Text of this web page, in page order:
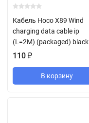
Кабель Hoco X89 Wind
charging data cable ip
(L=2M) (packaged) black
110 ₽
В корзину